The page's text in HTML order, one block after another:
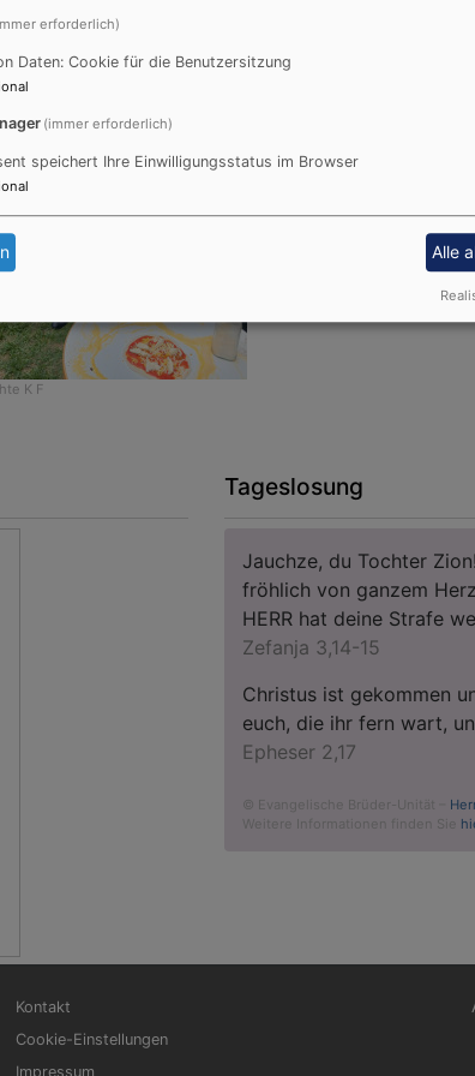
K F
Tageslosung
Jauchze, du Tochter
fröhlich von ganzem
HERR hat deine Strafe
Zefanja 3,14-15
Christus ist gekommen
euch, die ihr fern wart,
Epheser 2,17
© Evangelische Brüder-Unität –
Weitere Informationen finden Sie
Fußbereichsmenü
Kontakt
Cookie-Einstellungen
Impressum
erforderlich)
Daten: Cookie für die Benutzersitzung
(immer erforderlich)
speichert Ihre Einwilligungsstatus im Browser
Alle